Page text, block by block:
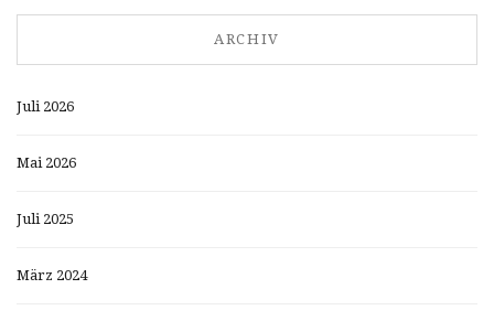
ARCHIV
Juli 2026
Mai 2026
Juli 2025
März 2024